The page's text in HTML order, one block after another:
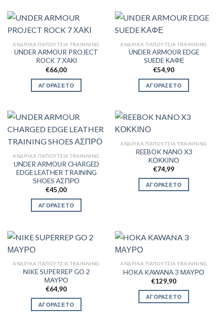
ΑΝΔΡΙΚΆ ΠΑΠΟΎΤΣΙΑ TRAINNING
UNDER ARMOUR PROJECT
ROCK 7 ΧΑΚΙ
€66,00
ΑΓΟΡΑΣΕ ΤΟ
ΑΝΔΡΙΚΆ ΠΑΠΟΎΤΣΙΑ TRAINNING
UNDER ARMOUR EDGE
SUEDE ΚΑΦΕ
€54,90
ΑΓΟΡΑΣΕ ΤΟ
ΑΝΔΡΙΚΆ ΠΑΠΟΎΤΣΙΑ TRAINNING
UNDER ARMOUR CHARGED
EDGE LEATHER TRAINING
SHOES ΑΣΠΡΟ
€45,00
ΑΓΟΡΑΣΕ ΤΟ
ΑΝΔΡΙΚΆ ΠΑΠΟΎΤΣΙΑ TRAINNING
REEBOK NANO X3
ΚΟΚΚΙΝΟ
€74,99
ΑΓΟΡΑΣΕ ΤΟ
ΑΝΔΡΙΚΆ ΠΑΠΟΎΤΣΙΑ TRAINNING
NIKE SUPERREP GO 2
ΜΑΥΡΟ
€64,90
ΑΓΟΡΑΣΕ ΤΟ
ΑΝΔΡΙΚΆ ΠΑΠΟΎΤΣΙΑ TRAINNING
HOKA KAWANA 3 ΜΑΥΡΟ
€129,90
ΑΓΟΡΑΣΕ ΤΟ